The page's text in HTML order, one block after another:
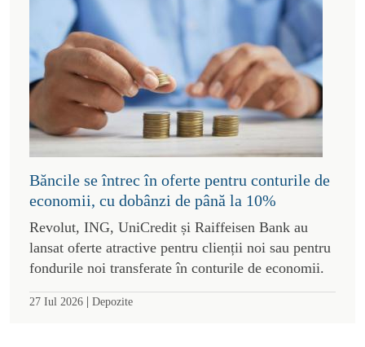
Băncile se întrec în oferte pentru conturile de
economii, cu dobânzi de până la 10%
Revolut, ING, UniCredit și Raiffeisen Bank au
lansat oferte atractive pentru clienții noi sau pentru
fondurile noi transferate în conturile de economii.
27 Iul 2026 | Depozite